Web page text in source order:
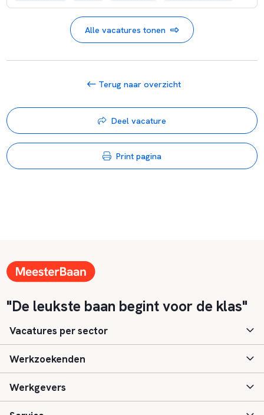
Alle vacatures tonen
Terug naar overzicht
Deel vacature
Print pagina
"De leukste baan begint voor de klas"
Vacatures per sector
Basisonderwijs
Speciaal (basis) onderwijs
Werkzoekenden
Aanmelden
Werkgevers